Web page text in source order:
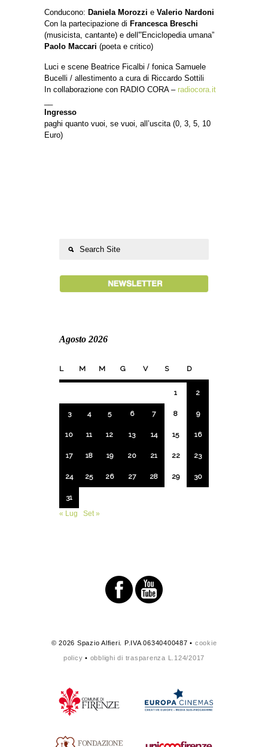
Conducono: Daniela Morozzi e Valerio Nardoni
Con la partecipazione di Francesca Breschi
(musicista, cantante) e dell'”Enciclopedia umana”
Paolo Maccari (poeta e critico)
Luci e scene Beatrice Ficalbi / fonica Samuele
Bucelli / allestimento a cura di Riccardo Sottili
In collaborazione con RADIO CORA – radiocora.it
Ingresso
paghi quanto vuoi, se vuoi, all’uscita (0, 3, 5, 10
Euro)
Agosto 2026
L M M G V S D
1 2
3 4 5 6 7 8 9
10 11 12 13 14 15 16
17 18 19 20 21 22 23
24 25 26 27 28 29 30
31
« Lug
Set »
© 2026 Spazio Alfieri. P.IVA 06340400487 • cookie
policy • obblighi di trasparenza L.124/2017